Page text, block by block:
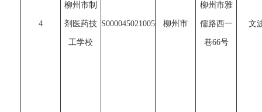
4
柳州市制
剂医药技
工学校
S000045021005 柳州市
柳州市雅
儒路西一
巷66号
文